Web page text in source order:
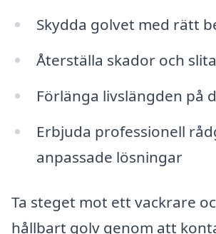
Skydda golvet med rätt
Återställa skador och
Förlänga livslängden på
Erbjuda professionell
anpassade lösningar
Ta steget mot ett vackrare
hållbart golv genom att